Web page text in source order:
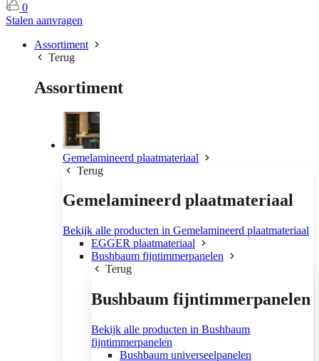
0
Stalen aanvragen
Assortiment
Terug
Assortiment
Gemelamineerd plaatmateriaal
Terug
Gemelamineerd plaatmateriaal
Bekijk alle producten in Gemelamineerd plaatmateriaal
EGGER plaatmateriaal
Bushbaum fijntimmerpanelen
Terug
Bushbaum fijntimmerpanelen
Bekijk alle producten in Bushbaum
fijntimmerpanelen
Bushbaum universeelpanelen